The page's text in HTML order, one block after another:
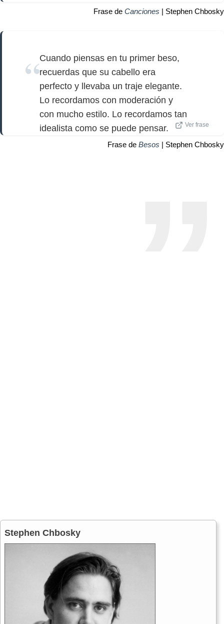
Frase de Canciones | Stephen Chbosky
Cuando piensas en tu primer beso,
recuerdas que su cabello era
perfecto y llevaba un traje elegante.
Lo recordamos con moderación y
con mucho estilo. Lo recordamos tan
idealista como se puede pensar.
Ver frase
Frase de Besos | Stephen Chbosky
Stephen Chbosky